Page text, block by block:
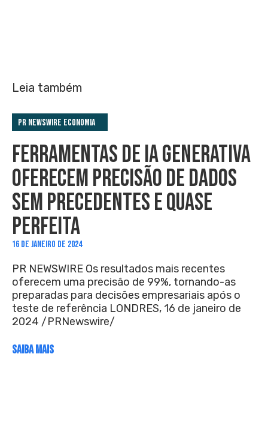
Leia também
PR Newswire Economia
FERRAMENTAS DE IA GENERATIVA
OFERECEM PRECISÃO DE DADOS
SEM PRECEDENTES E QUASE
PERFEITA
16 DE JANEIRO DE 2024
PR NEWSWIRE Os resultados mais recentes
oferecem uma precisão de 99%, tornando-as
preparadas para decisões empresariais após o
teste de referência LONDRES, 16 de janeiro de
2024 /PRNewswire/
SAIBA MAIS